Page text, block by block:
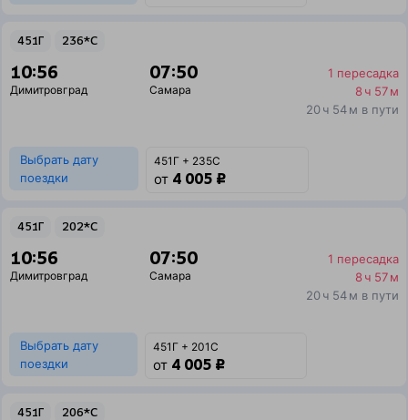
451Г 236*С
10:56
Димитровград
07:50
Самара
1 пересадка
8 ч 57 м
20 ч 54 м в пути
Выбрать дату
поездки
451Г + 235С
от 4 005 ₽
451Г 202*С
10:56
Димитровград
07:50
Самара
1 пересадка
8 ч 57 м
20 ч 54 м в пути
Выбрать дату
поездки
451Г + 201С
от 4 005 ₽
451Г 206*С